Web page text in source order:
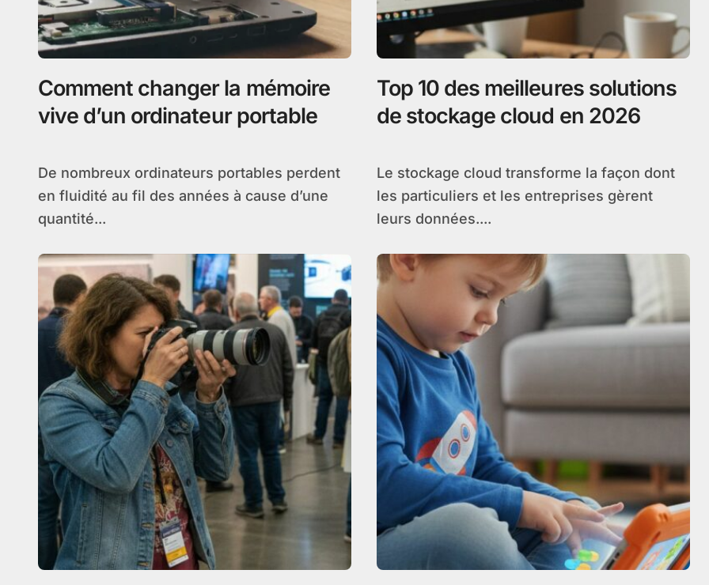
Comment changer la mémoire
vive d’un ordinateur portable
De nombreux ordinateurs portables perdent
en fluidité au fil des années à cause d’une
quantité...
Top 10 des meilleures solutions
de stockage cloud en 2026
Le stockage cloud transforme la façon dont
les particuliers et les entreprises gèrent
leurs données....